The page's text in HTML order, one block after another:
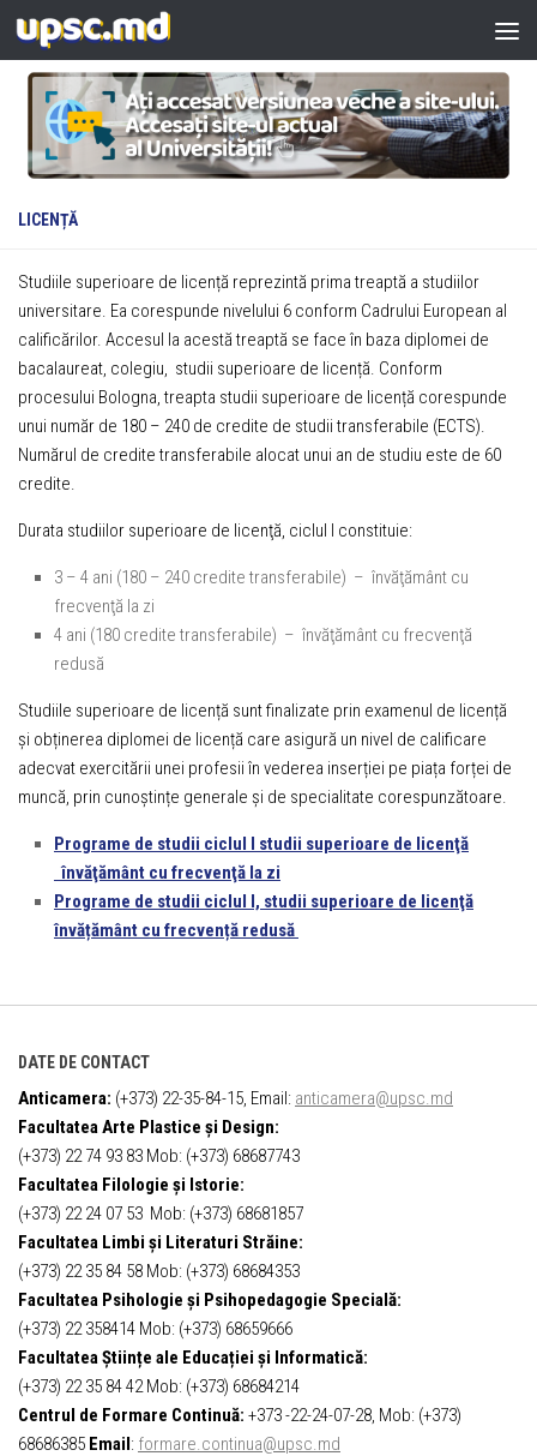
Skip to content
LICENȚĂ
Studiile superioare de licență reprezintă prima treaptă a studiilor
universitare. Ea corespunde nivelului 6 conform Cadrului European al
calificărilor. Accesul la acestă treaptă se face în baza diplomei de
bacalaureat, colegiu, studii superioare de licență. Conform
procesului Bologna, treapta studii superioare de licență corespunde
unui număr de 180 – 240 de credite de studii transferabile (ECTS).
Numărul de credite transferabile alocat unui an de studiu este de 60
credite.
Durata studiilor superioare de licenţă, ciclul I constituie:
3 – 4 ani (180 – 240 credite transferabile) – învăţământ cu
frecvenţă la zi
4 ani (180 credite transferabile) – învăţământ cu frecvenţă
redusă
Studiile superioare de licență sunt finalizate prin examenul de licență
și obținerea diplomei de licență care asigură un nivel de calificare
adecvat exercitării unei profesii în vederea inserției pe piața forței de
muncă, prin cunoștințe generale și de specialitate corespunzătoare.
Programe de studii ciclul I studii superioare de licenţă
învăţământ cu frecvenţă la zi
Programe de studii ciclul I, studii superioare de licenţă
învățământ cu frecvență redusă
DATE DE CONTACT
Anticamera: (+373) 22-35-84-15, Email: anticamera@upsc.md
Facultatea Arte Plastice și Design:
(+373) 22 74 93 83 Mob: (+373) 68687743
Facultatea Filologie și Istorie:
(+373) 22 24 07 53 Mob: (+373) 68681857
Facultatea Limbi și Literaturi Străine:
(+373) 22 35 84 58 Mob: (+373) 68684353
Facultatea Psihologie și Psihopedagogie Specială:
(+373) 22 358414 Mob: (+373) 68659666
Facultatea Științe ale Educației și Informatică:
(+373) 22 35 84 42 Mob: (+373) 68684214
Centrul de Formare Continuă: +373 -22-24-07-28, Mob: (+373)
68686385 Email: formare.continua@upsc.md